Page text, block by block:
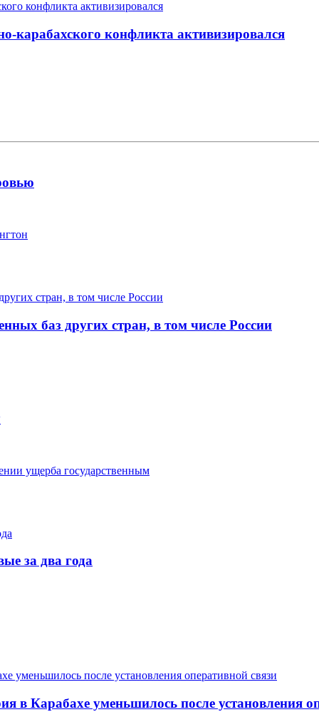
карабахского конфликта активизировался
баз других стран, в том числе России
ущерба государственным
за два года
в Карабахе уменьшилось после установления